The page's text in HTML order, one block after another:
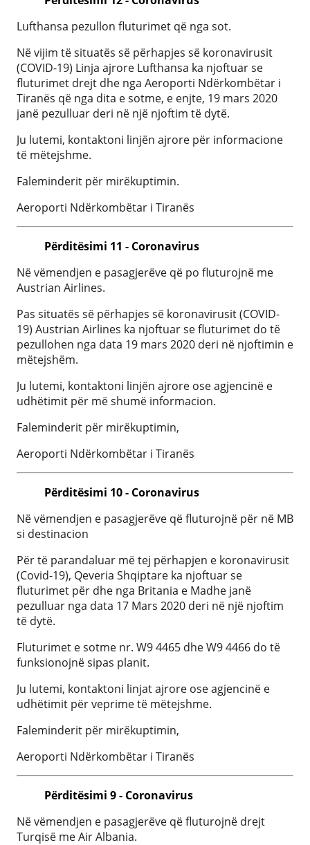
Lufthansa pezullon fluturimet që nga sot.
Në vijim të situatës së përhapjes së koronavirusit
(COVID-19) Linja ajrore Lufthansa ka njoftuar se
fluturimet drejt dhe nga Aeroporti Ndërkombëtar i
Tiranës që nga dita e sotme, e enjte, 19 mars 2020
janë pezulluar deri në një njoftim të dytë.
Ju lutemi, kontaktoni linjën ajrore për informacione
të mëtejshme.
Faleminderit për mirëkuptimin.
Aeroporti Ndërkombëtar i Tiranës
Përditësimi 11 - Coronavirus
Në vëmendjen e pasagjerëve që po fluturojnë me
Austrian Airlines.
Pas situatës së përhapjes së koronavirusit (COVID-
19) Austrian Airlines ka njoftuar se fluturimet do të
pezullohen nga data 19 mars 2020 deri në njoftimin e
mëtejshëm.
Ju lutemi, kontaktoni linjën ajrore ose agjencinë e
udhëtimit për më shumë informacion.
Faleminderit për mirëkuptimin,
Aeroporti Ndërkombëtar i Tiranës
Përditësimi 10 - Coronavirus
Në vëmendjen e pasagjerëve që fluturojnë për në MB
si destinacion
Për të parandaluar më tej përhapjen e koronavirusit
(Covid-19), Qeveria Shqiptare ka njoftuar se
fluturimet për dhe nga Britania e Madhe janë
pezulluar nga data 17 Mars 2020 deri në një njoftim
të dytë.
Fluturimet e sotme nr. W9 4465 dhe W9 4466 do të
funksionojnë sipas planit.
Ju lutemi, kontaktoni linjat ajrore ose agjencinë e
udhëtimit për veprime të mëtejshme.
Faleminderit për mirëkuptimin,
Aeroporti Ndërkombëtar i Tiranës
Përditësimi 9 - Coronavirus
Në vëmendjen e pasagjerëve që fluturojnë drejt
Turqisë me Air Albania.